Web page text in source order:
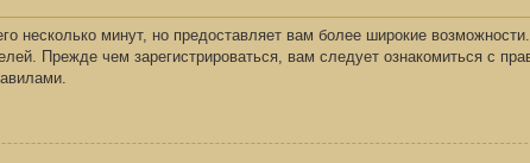
несколько минут, но предоставляет вам более широкие
Прежде чем зарегистрироваться, вам следует ознакомиться с